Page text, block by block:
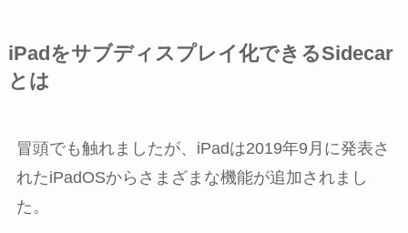
iPadをサブディスプレイ化できるSidecar
とは
冒頭でも触れましたが、iPadは2019年9月に発表さ
れたiPadOSからさまざまな機能が追加されまし
た。